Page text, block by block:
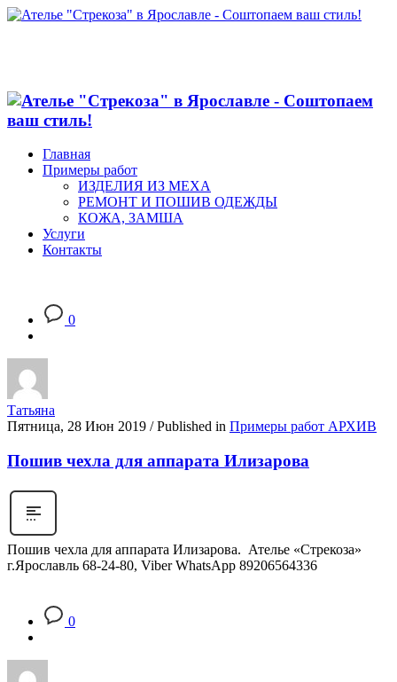
Главная
Примеры работ
ИЗДЕЛИЯ ИЗ МЕХА
РЕМОНТ И ПОШИВ ОДЕЖДЫ
КОЖА, ЗАМША
Услуги
Контакты
0
Татьяна
Пятница, 28 Июн 2019 / Published in Примеры работ АРХИВ
Пошив чехла для аппарата Илизарова
Пошив чехла для аппарата Илизарова. Ателье «Стрекоза»
г.Ярославль 68-24-80, Viber WhatsApp 89206564336
0